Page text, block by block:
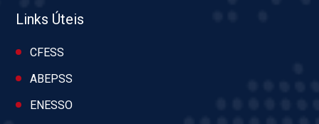
Links Úteis
CFESS
ABEPSS
ENESSO